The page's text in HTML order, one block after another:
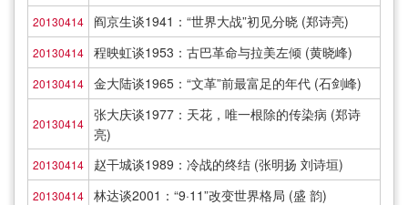
20130414 阎京生谈1941：“世界大战”初见分晓 (郑诗亮)
20130414 程映虹谈1953：古巴革命与拉美左倾 (黄晓峰)
20130414 金大陆谈1965：“文革”前最富足的年代 (石剑峰)
20130414
张大庆谈1977：天花，唯一根除的传染病 (郑诗
亮)
20130414 赵干城谈1989：冷战的终结 (张明扬 刘诗垣)
20130414 林达谈2001：“9·11”改变世界格局 (盛 韵)